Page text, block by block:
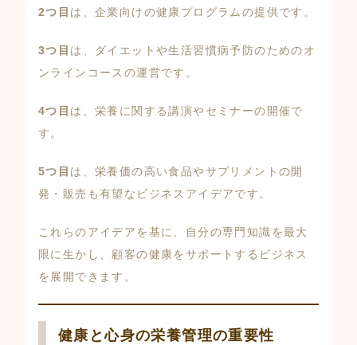
2つ目 は、企業向けの健康プログラムの提供です。
3つ目 は、ダイエットや生活習慣病予防のためのオ
ンラインコースの運営です。
4つ目 は、栄養に関する講演やセミナーの開催で
す。
5つ目 は、栄養価の高い食品やサプリメントの開
発・販売も有望なビジネスアイデアです。
これらのアイデアを基に、自分の専門知識を最大
限に生かし、顧客の健康をサポートするビジネス
を展開できます。
健康と心身の栄養管理の重要性